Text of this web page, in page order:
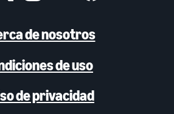
de nosotros
de uso
de privacidad